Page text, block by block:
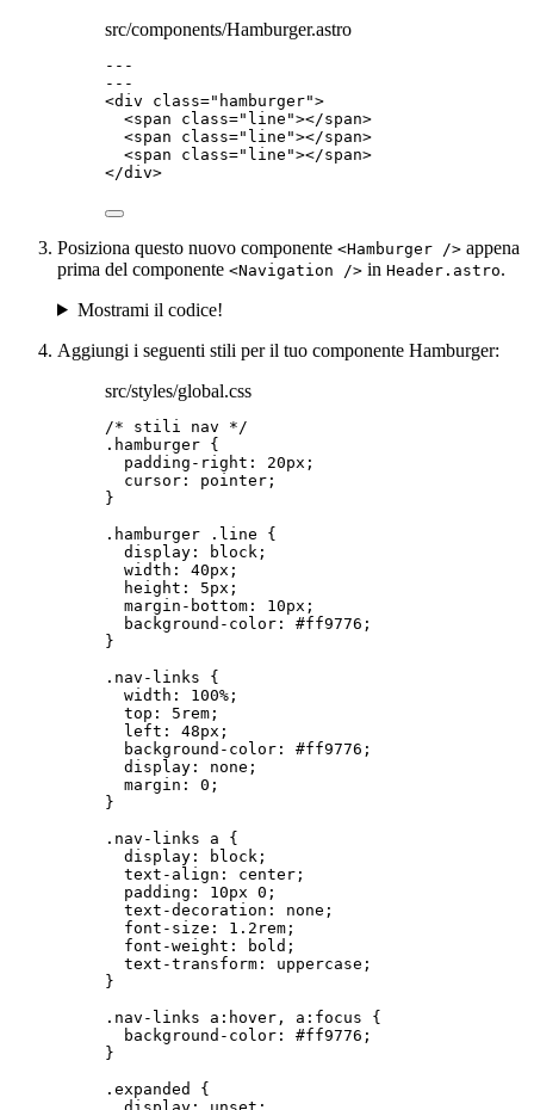
src/components/Hamburger.astro
---
---
<div class=" hamburger">
<span class=" line "></span>
<span class=" line "></span>
<span class=" line "></span>
</div>
Posiziona questo nuovo componente <Hamburger /> appena
prima del componente <Navigation /> in Header.astro.
Mostrami il codice!
Aggiungi i seguenti stili per il tuo componente Hamburger:
src/styles/global.css
/* stili nav */
.hamburger {
padding-right : 20px ;
cursor : pointer ;
}
.hamburger
.line {
display : block ;
width : 40px ;
height : 5px ;
margin-bottom : 10px ;
background-color : #ff9776 ;
}
.nav-links {
width : 100% ;
top : 5 rem ;
left : 48px ;
background-color : #ff9776 ;
display : none ;
margin : 0 ;
}
.nav-links
a {
display : block ;
text-align : center ;
padding : 10px 0 ;
text-decoration : none ;
font-size : 1.2 rem ;
font-weight : bold ;
text-transform : uppercase ;
}
.nav-links
a :hover , a :focus {
background-color : #ff9776 ;
}
.expanded
{